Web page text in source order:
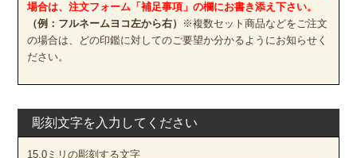
場合は、注文フォーム「補足事項」の欄にお書き添え下さい。
（例：フルネームヨコ左から右）
※複数セット商品などをご注文
の場合は、どの印鑑に対してのご要望か分かるようにお知らせく
ださい。
彫刻文字を入力してください
15.0ミリの彫刻する文字